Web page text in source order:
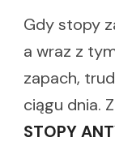
Gdy stopy
a wraz z
zapach,
ciągu dnia.
STOPY